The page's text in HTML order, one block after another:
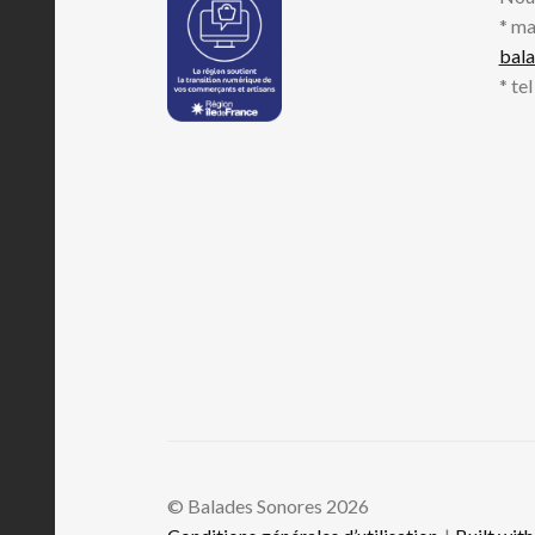
*
*
© Balades Sonores 2026